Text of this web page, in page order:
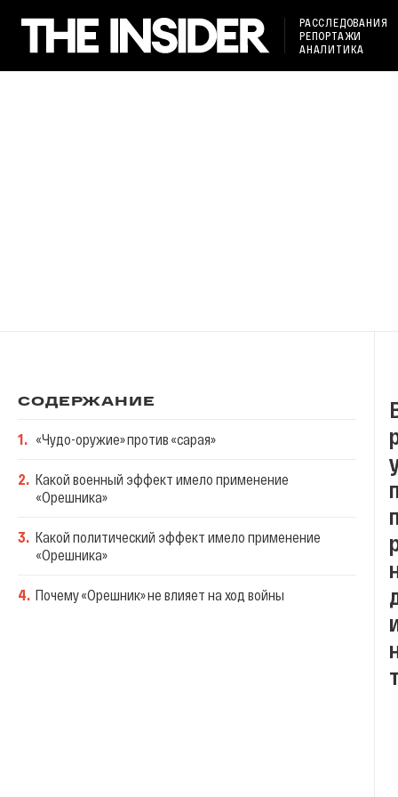
РАССЛЕДОВАНИЯ
РЕПОРТАЖИ
АНАЛИТИКА
СОДЕРЖАНИЕ
1. «Чудо-оружие» против «сарая»
2. Какой военный эффект имело применение
«Орешника»
3. Какой политический эффект имело применение
«Орешника»
4. Почему «Орешник» не влияет на ход войны